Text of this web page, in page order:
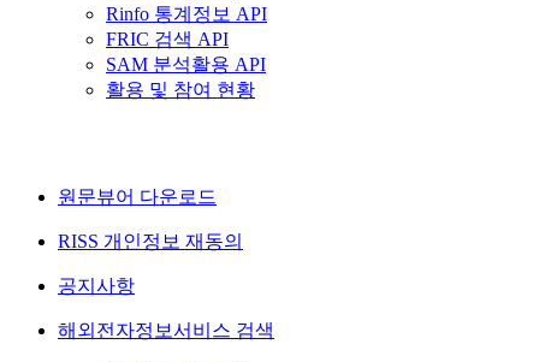
Rinfo 통계정보 API
FRIC 검색 API
SAM 분석활용 API
활용 및 참여 현황
원문뷰어 다운로드
RISS 개인정보 재동의
공지사항
해외전자정보서비스 검색